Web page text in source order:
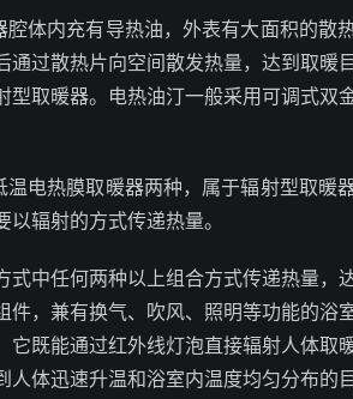
体内充有导热油，外表有大面积的散
过散热片向空间散发热量，达到取暖
取暖器。电热油汀一般采用可调式双
电热膜取暖器两种，属于辐射型取暖
辐射的方式传递热量。
中任何两种以上组合方式传递热量，
，兼有换气、吹风、照明等功能的浴
既能通过红外线灯泡直接辐射人体取
体迅速升温和浴室内温度均匀分布的